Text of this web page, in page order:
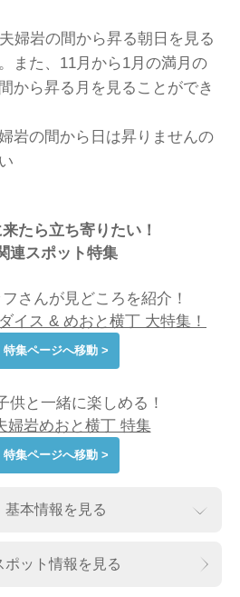
婦岩の間から昇る朝日を見る
また、11月から1月の満月の
から昇る月を見ることができ
岩の間から日は昇りませんの
たら立ち寄りたい！
連スポット特集
さんが見どころを紹介！
イス & めおと横丁 大特集！
特集ページへ移動 >
供と一緒に楽しめる！
婦岩めおと横丁 特集
特集ページへ移動 >
基本情報を見る
ポット情報を見る